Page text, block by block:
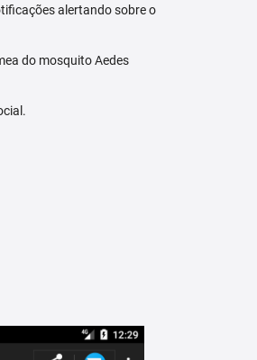
alertando sobre o
do mosquito Aedes